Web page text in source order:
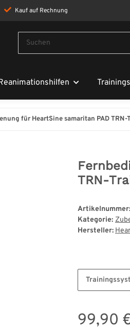
Kauf auf Rechnung
für HeartSine samaritan PAD
TRN-
Artikelnummer:
Kategorie:
Hersteller:
99,90